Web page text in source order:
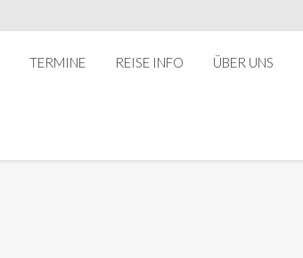
TERMINE REISE INFO ÜBER UNS